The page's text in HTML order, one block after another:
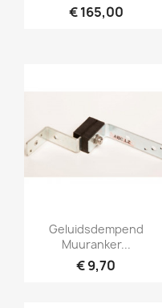
€ 165,00
Snel bekijken
Geluidsdempend
Muuranker...
€ 9,70